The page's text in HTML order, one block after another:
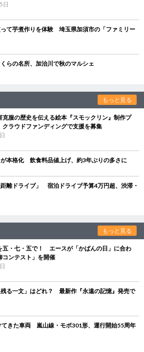
日
て芋煮作りを体験 埼玉県加須市の「ファミリー
らの名所、加治川で秋のマルシェ
もっと見る
克服の歴史を伝える絵本『スモックリン』制作プ
ラウドファンディングで支援を募集
が本格化 飲食料品値上げ、約3年ぶりの多さに
離ドライブ」 宿泊ドライブ予算4万円超、渋滞・
もっと見る
五・七・五で！ エースが「かばんの日」に合わ
コンテスト」を開催
る一文」はどれ？ 最新作『永遠の記憶』発売で
てきた車両 嵐山線・モボ301形、運行開始55周年